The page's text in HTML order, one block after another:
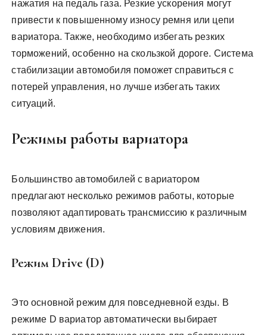
нажатия на педаль газа. Резкие ускорения могут
привести к повышенному износу ремня или цепи
вариатора. Также, необходимо избегать резких
торможений, особенно на скользкой дороге. Система
стабилизации автомобиля поможет справиться с
потерей управления, но лучше избегать таких
ситуаций.
Режимы работы вариатора
Большинство автомобилей с вариатором
предлагают несколько режимов работы, которые
позволяют адаптировать трансмиссию к различным
условиям движения.
Режим Drive (D)
Это основной режим для повседневной езды. В
режиме D вариатор автоматически выбирает